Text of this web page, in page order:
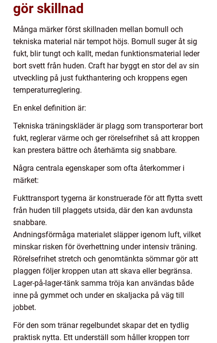
gör skillnad
Många märker först skillnaden mellan bomull och
tekniska material när tempot höjs. Bomull suger åt sig
fukt, blir tungt och kallt, medan funktionsmaterial leder
bort svett från huden. Craft har byggt en stor del av sin
utveckling på just fukthantering och kroppens egen
temperaturreglering.
En enkel definition är:
Tekniska träningskläder är plagg som transporterar bort
fukt, reglerar värme och ger rörelsefrihet så att kroppen
kan prestera bättre och återhämta sig snabbare.
Några centrala egenskaper som ofta återkommer i
märket:
Fukttransport tygerna är konstruerade för att flytta svett
från huden till plaggets utsida, där den kan avdunsta
snabbare.
Andningsförmåga materialet släpper igenom luft, vilket
minskar risken för överhettning under intensiv träning.
Rörelsefrihet stretch och genomtänkta sömmar gör att
plaggen följer kroppen utan att skava eller begränsa.
Lager-på-lager-tänk samma tröja kan användas både
inne på gymmet och under en skaljacka på väg till
jobbet.
För den som tränar regelbundet skapar det en tydlig
praktisk nytta. Ett underställ som håller kroppen torr